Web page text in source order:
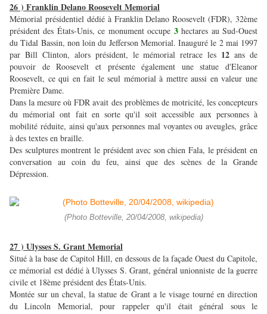
26 ) Franklin Delano Roosevelt Memorial
Mémorial présidentiel dédié à Franklin Delano Roosevelt (FDR), 32ème
président des États-Unis, ce monument occupe 3hectares au Sud-Ouest
du Tidal Bassin, non loin du Jefferson Memorial. Inauguré le 2 mai 1997
par Bill Clinton, alors président, le mémorial retrace les 12ans de
pouvoir de Roosevelt et présente également une statue d'Eleanor
Roosevelt, ce qui en fait le seul mémorial à mettre aussi en valeur une
Première Dame.
Dans la mesure où FDR avait des problèmes de motricité, les concepteurs
du mémorial ont fait en sorte qu'il soit accessible aux personnes à
mobilité réduite, ainsi qu'aux personnes mal voyantes ou aveugles, grâce
à des textes en braille.
Des sculptures montrent le président avec son chien Fala, le président en
conversation au coin du feu, ainsi que des scènes de la Grande
Dépression.
(Photo Botteville, 20/04/2008, wikipedia)
27 ) Ulysses S. Grant Memorial
Situé à la base de Capitol Hill, en dessous de la façade Ouest du Capitole,
ce mémorial est dédié à Ulysses S. Grant, général unionniste de la guerre
civile et 18ème président des États-Unis.
Montée sur un cheval, la statue de Grant a le visage tourné en direction
du Lincoln Memorial, pour rappeler qu'il était général sous le